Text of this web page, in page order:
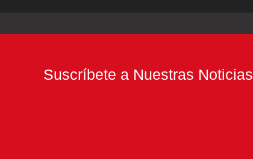
Suscríbete a Nuestras Noticias